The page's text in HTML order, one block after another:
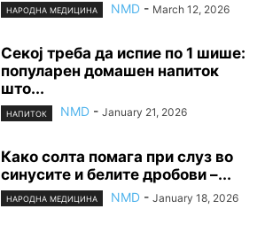
НАРОДНА МЕДИЦИНА NMD - March 12, 2026
Секој треба да испие по 1 шише:
популарен домашен напиток
што...
НАПИТОК NMD - January 21, 2026
Како солта помага при слуз во
синусите и белите дробови –...
НАРОДНА МЕДИЦИНА NMD - January 18, 2026